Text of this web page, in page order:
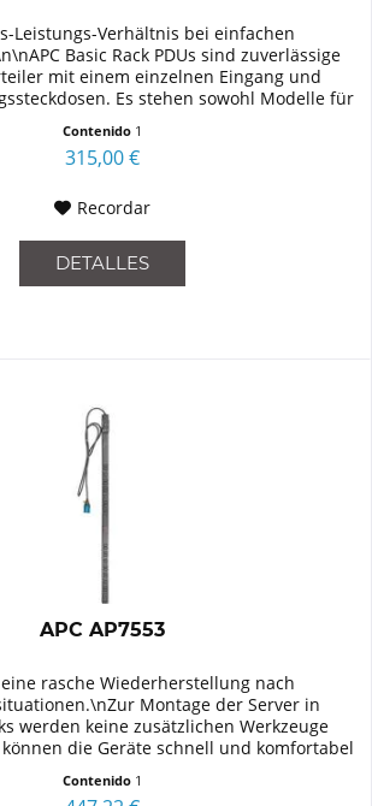
Leistungs-Verhältnis bei einfachen
Basic Rack PDUs sind zuverlässige
mit einem einzelnen Eingang und
Es stehen sowohl Modelle für
Contenido 1
315,00 €
Recordar
DETALLES
APC AP7553
rasche Wiederherstellung nach
Montage der Server in
werden keine zusätzlichen Werkzeuge
die Geräte schnell und komfortabel
Contenido 1